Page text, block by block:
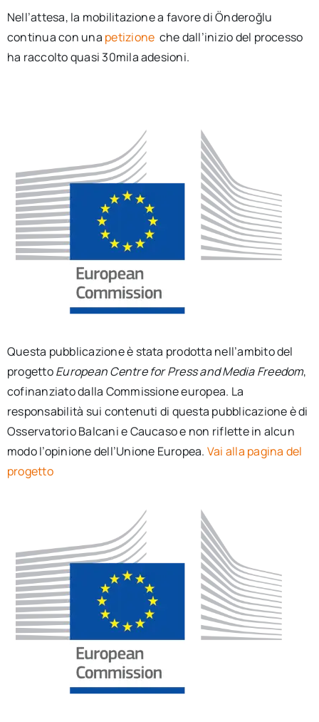
Nell’attesa, la mobilitazione a favore di Önderoğlu
continua con una petizione che dall’inizio del processo
ha raccolto quasi 30mila adesioni.
Questa pubblicazione è stata prodotta nell’ambito del
progettoEuropean Centre for Press and Media Freedom,
cofinanziato dalla Commissione europea. La
responsabilità sui contenuti di questa pubblicazione è di
Osservatorio Balcani e Caucaso e non riflette in alcun
modo l’opinione dell’Unione Europea. Vai alla pagina del
progetto